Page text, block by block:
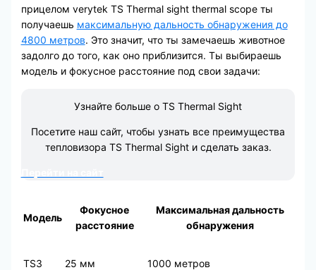
прицелом verytek TS Thermal sight thermal scope ты
получаешь максимальную дальность обнаружения до
4800 метров. Это значит, что ты замечаешь животное
задолго до того, как оно приблизится. Ты выбираешь
модель и фокусное расстояние под свои задачи:
Узнайте больше о TS Thermal Sight
Посетите наш сайт, чтобы узнать все преимущества
тепловизора TS Thermal Sight и сделать заказ.
Модель
Фокусное
расстояние
Максимальная дальность
обнаружения
TS3 25 мм 1000 метров